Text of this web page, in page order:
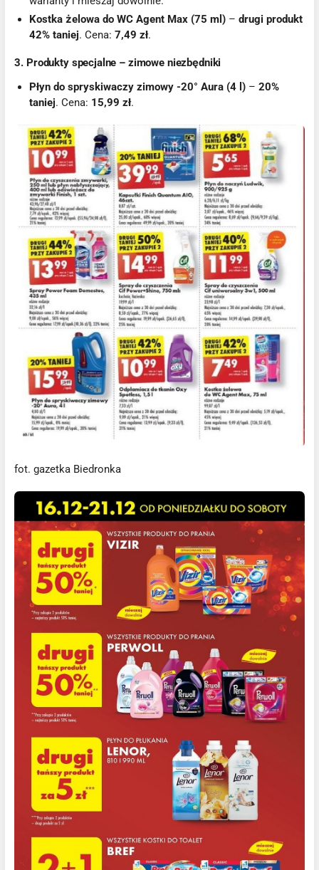
Kostka żelowa do WC Agent Max (75 ml) –drugi produkt
42% taniej. Cena:7,49 zł.
3. Produkty specjalne – zimowe niezbędniki
Płyn do spryskiwaczy zimowy -20° Aura (4 l) –20%
taniej. Cena: 15,99 zł.
fot. gazetka Biedronka